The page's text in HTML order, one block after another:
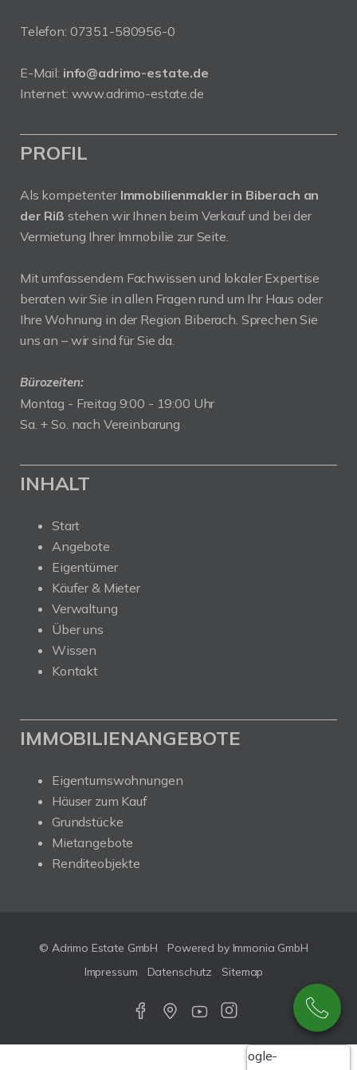
Telefon: 07351-580956-0
E-Mail: info@adrimo-estate.de
Internet: www.adrimo-estate.de
PROFIL
Als kompetenter Immobilienmakler in Biberach an
der Riß stehen wir Ihnen beim Verkauf und bei der
Vermietung Ihrer Immobilie zur Seite.
Mit umfassendem Fachwissen und lokaler Expertise
beraten wir Sie in allen Fragen rund um Ihr Haus oder
Ihre Wohnung in der Region Biberach. Sprechen Sie
uns an – wir sind für Sie da.
Bürozeiten:
Montag - Freitag 9:00 - 19:00 Uhr
Sa. + So. nach Vereinbarung
INHALT
Start
Angebote
Eigentümer
Käufer & Mieter
Verwaltung
Über uns
Wissen
Kontakt
IMMOBILIENANGEBOTE
Eigentumswohnungen
Häuser zum Kauf
Grundstücke
Mietangebote
Renditeobjekte
© Adrimo Estate GmbH
Powered by Immonia GmbH
Impressum
Datenschutz Sitemap
Google-